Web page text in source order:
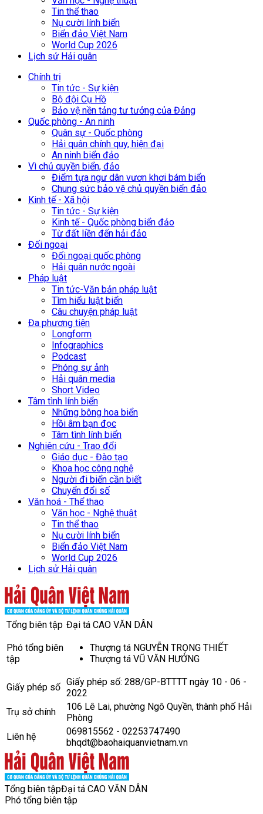
Tin thể thao
Nụ cười lính biển
Biển đảo Việt Nam
World Cup 2026
Lịch sử Hải quân
Chính trị
Tin tức - Sự kiện
Bộ đội Cụ Hồ
Bảo vệ nền tảng tư tưởng của Đảng
Quốc phòng - An ninh
Quân sự - Quốc phòng
Hải quân chính quy, hiện đại
An ninh biển đảo
Vì chủ quyền biển, đảo
Điểm tựa ngư dân vươn khơi bám biển
Chung sức bảo vệ chủ quyền biển đảo
Kinh tế - Xã hội
Tin tức - Sự kiện
Kinh tế - Quốc phòng biển đảo
Từ đất liền đến hải đảo
Đối ngoại
Đối ngoại quốc phòng
Hải quân nước ngoài
Pháp luật
Tin tức-Văn bản pháp luật
Tìm hiểu luật biển
Câu chuyện pháp luật
Đa phương tiện
Longform
Infographics
Podcast
Phóng sự ảnh
Hải quân media
Short Video
Tâm tình lính biển
Những bông hoa biển
Hồi âm bạn đọc
Tâm tình lính biển
Nghiên cứu - Trao đổi
Giáo dục - Đào tạo
Khoa học công nghệ
Người đi biển cần biết
Chuyển đổi số
Văn hoá - Thể thao
Văn học - Nghệ thuật
Tin thể thao
Nụ cười lính biển
Biển đảo Việt Nam
World Cup 2026
Lịch sử Hải quân
Tổng biên tập Đại tá CAO VĂN DÂN
Phó tổng biên
tập
Thượng tá NGUYỄN TRỌNG THIẾT
Thượng tá VŨ VĂN HƯỞNG
Giấy phép số Giấy phép số: 288/GP-BTTTT ngày 10 - 06 -
2022
Trụ sở chính
106 Lê Lai, phường Ngô Quyền, thành phố Hải
Phòng
Liên hệ
069815562 - 02253747490
bhqdt@baohaiquanvietnam.vn
Tổng biên tậpĐại tá CAO VĂN DÂN
Phó tổng biên tập